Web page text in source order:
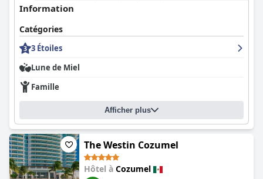
Information
Catégories
3 Étoiles
Lune de Miel
Famille
Afficher plus
The Westin Cozumel
Hôtel à Cozumel